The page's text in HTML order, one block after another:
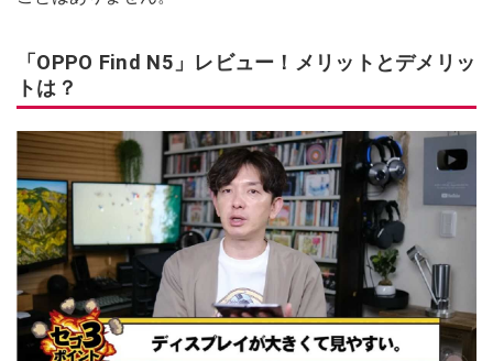
「OPPO Find N5」レビュー！メリットとデメリッ
トは？